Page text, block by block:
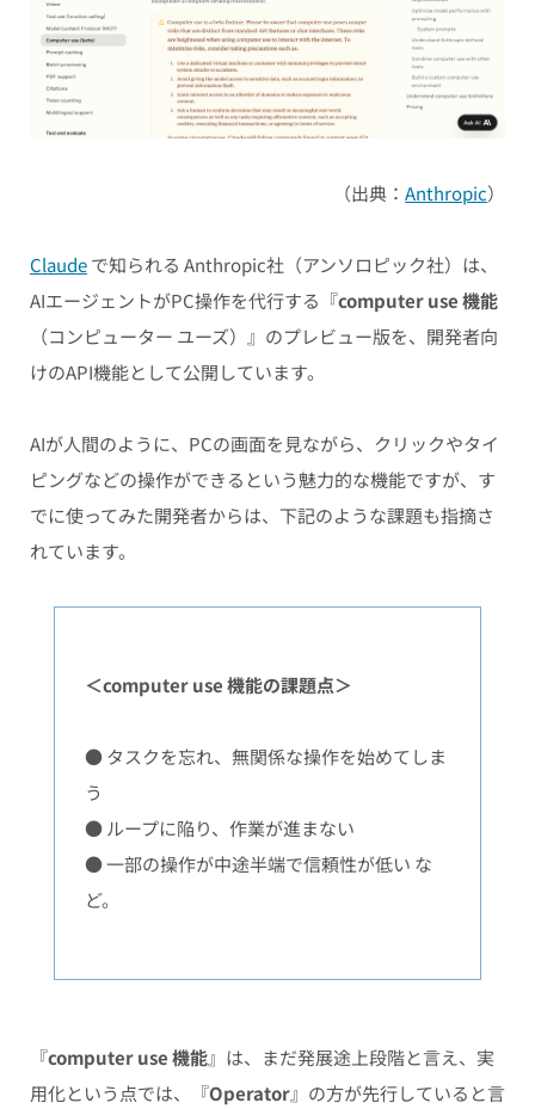
（出典：Anthropic）
Claudeで知られる Anthropic社（アンソロピック社） は、
AIエージェントがPC操作を代行する『computer use 機能
（コンピューター ユーズ）』のプレビュー版を、開発者向
けのAPI機能として公開しています。
AIが人間のように、PCの画面を見ながら、クリックやタイ
ピングなどの操作ができるという魅力的な機能ですが、す
でに使ってみた開発者からは、下記のような課題も指摘さ
れています。
＜computer use 機能の課題点＞
● タスクを忘れ、無関係な操作を始めてしま
う
● ループに陥り、作業が進まない
● 一部の操作が中途半端で信頼性が低い な
ど。
『computer use 機能』は、まだ発展途上段階と言え、実
用化という点では、『Operator』の方が先行していると言